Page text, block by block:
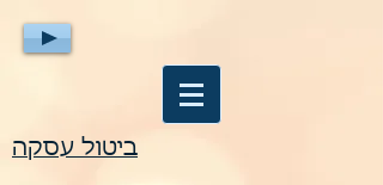
ביטול עסקה